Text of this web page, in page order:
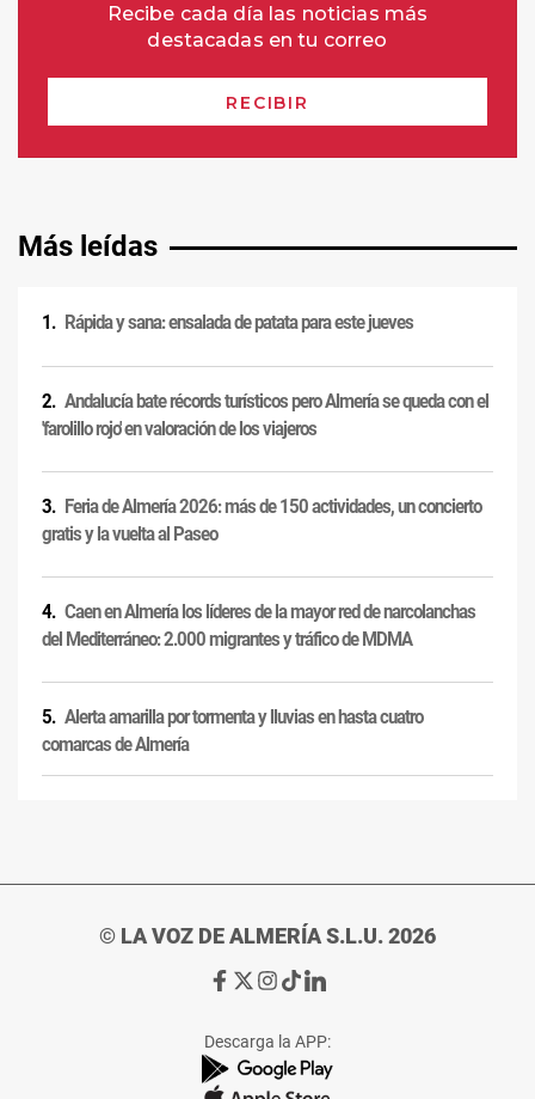
Más leídas
Rápida y sana: ensalada de patata para este jueves
Andalucía bate récords turísticos pero Almería se queda con el
'farolillo rojo' en valoración de los viajeros
Feria de Almería 2026: más de 150 actividades, un concierto
gratis y la vuelta al Paseo
Caen en Almería los líderes de la mayor red de narcolanchas
del Mediterráneo: 2.000 migrantes y tráfico de MDMA
Alerta amarilla por tormenta y lluvias en hasta cuatro
comarcas de Almería
© LA VOZ DE ALMERÍA S.L.U. 2026
Ir
de
La
Ir
de
La
Ir
de
La
Ir
de
La
Ir
de
La
Descarga la APP: